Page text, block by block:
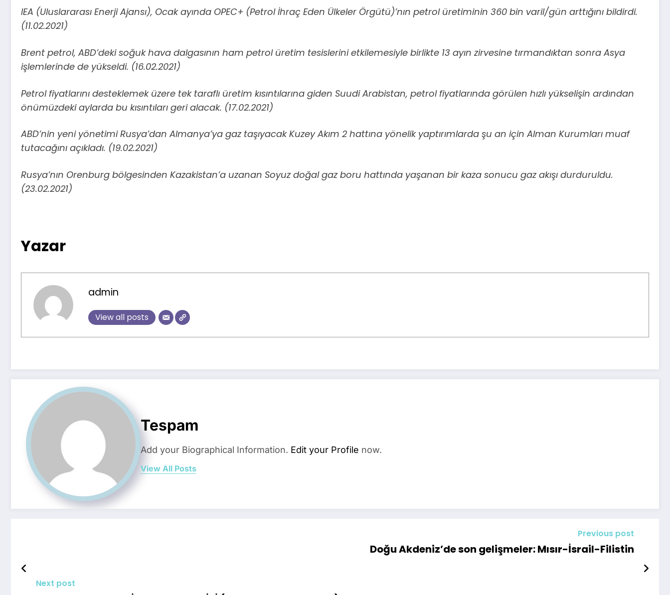
IEA (Uluslararası Enerji Ajansı), Ocak ayında OPEC+ (Petrol İhraç Eden Ülkeler Örgütü)’nın petrol üretiminin 360 bin varil/gün arttığını bildirdi.
(11.02.2021)
Brent petrol, ABD’deki soğuk hava dalgasının ham petrol üretim tesislerini etkilemesiyle birlikte 13 ayın zirvesine tırmandıktan sonra Asya
işlemlerinde de yükseldi. (16.02.2021)
Petrol fiyatlarını desteklemek üzere tek taraflı üretim kısıntılarına giden Suudi Arabistan, petrol fiyatlarında görülen hızlı yükselişin ardından
önümüzdeki aylarda bu kısıntıları geri alacak. (17.02.2021)
ABD’nin yeni yönetimi Rusya’dan Almanya’ya gaz taşıyacak Kuzey Akım 2 hattına yönelik yaptırımlarda şu an için Alman Kurumları muaf
tutacağını açıkladı. (19.02.2021)
Rusya’nın Orenburg bölgesinden Kazakistan’a uzanan Soyuz doğal gaz boru hattında yaşanan bir kaza sonucu gaz akışı durduruldu.
(23.02.2021)
Yazar
admin
View all posts
Tespam
Add your Biographical Information. Edit your Profile now.
View All Posts
Previous post
Doğu Akdeniz’de son gelişmeler: Mısır-İsrail-Filistin
Next post